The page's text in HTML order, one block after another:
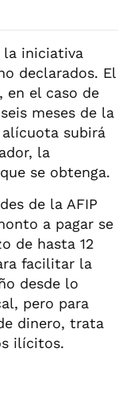
la iniciativa
declarados. El
en el caso de
meses de la
subirá
la
se obtenga.
de la AFIP
a pagar se
de hasta 12
facilitar la
desde lo
pero para
dinero, trata
ilícitos.